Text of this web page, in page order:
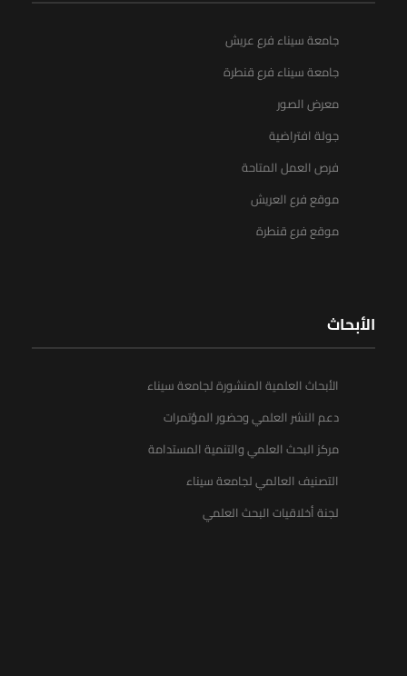
جامعة سيناء فرع عريش
جامعة سيناء فرع قنطرة
معرض الصور
جولة افتراضية
فرص العمل المتاحة
موقع فرع العريش
موقع فرع قنطرة
الأبحاث
الأبحاث العلمية المنشورة لجامعة سيناء
دعم النشر العلمي وحضور المؤتمرات
مركز البحث العلمي والتنمية المستدامة
التصنيف العالمي لجامعة سيناء
لجنة أخلاقيات البحث العلمي